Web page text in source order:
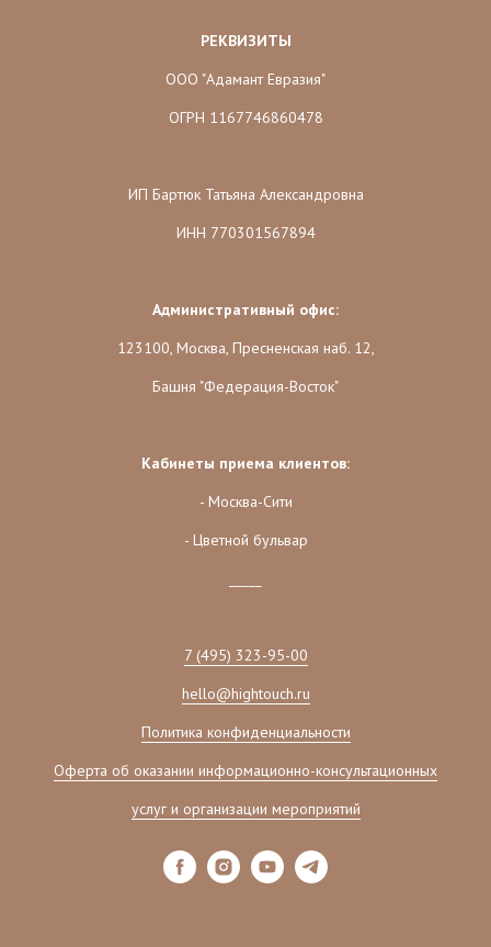
РЕКВИЗИТЫ
ООО "Адамант Евразия"
ОГРН 1167746860478
ИП Бартюк Татьяна Александровна
ИНН 770301567894
Административный офис:
123100, Москва, Пресненская наб. 12,
Башня "Федерация-Восток"
Кабинеты приема клиентов:
- Москва-Сити
- Цветной бульвар
7 (495) 323-95-00
hello@hightouch.ru
Политика конфиденциальности
Оферта об оказании информационно-консультационных
услуг и организации мероприятий